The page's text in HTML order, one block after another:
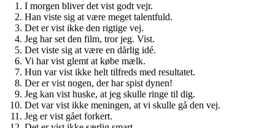
I morgen bliver det vist godt vejr.
Han viste sig at være meget talentfuld.
Det er vist ikke den rigtige vej.
Jeg har set den film, tror jeg. Vist.
Det viste sig at være en dårlig idé.
Vi har vist glemt at købe mælk.
Hun var vist ikke helt tilfreds med resultatet.
Der er vist nogen, der har spist dynen!
Jeg kan vist huske, at jeg skulle ringe til dig.
Det var vist ikke meningen, at vi skulle gå den vej.
Jeg er vist gået forkert.